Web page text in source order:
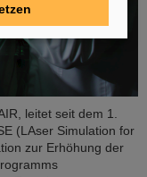
leitet seit dem 1.
(LAser Simulation for
zur Erhöhung der